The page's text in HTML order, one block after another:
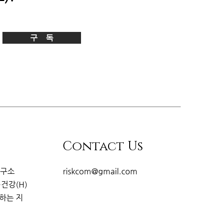
구 독
소
건강(H)
는 지
Contact Us
riskcom@gmail.com